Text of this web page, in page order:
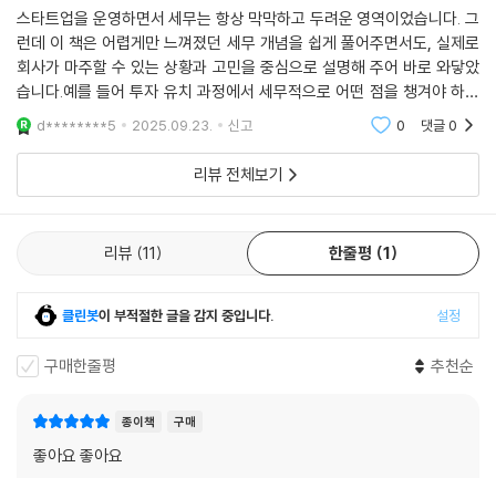
창업한 지 얼마 안 되는 사업자들이 이런 질문을 할 때가 많다. 법인카드를
발급했는데 여기저기 막 사용하는 대표도 있고, 큰일날까 봐 조심스럽게
사용하는 대표도 있다. 절세의 본질에서 살펴보았듯, 절세를 위해서는 세
법상 인정되는 비용이 많아야 한다. 법인세 계산 구조를 보면 세금은 회계
상 당기순이익에서 세무조정을 거쳐 세법상 개념인 소득에 부과되는 것이
다. 따라서 회계상 비용이 많아야 당기순이익과 소득이 줄어들고 세금이
줄어든다. 하지만 세금을 줄이기 위해 불필요한 비용을 지출하는 것은 어
리석다. 사업에 필요한 비용을 지출했다면 정당하게 인정받아야 한다. 그
렇다면 비용을 세법상으로 인정받는다는 것은 어떤 뜻일까? 회계상 비용
이 세무조정으로 부인되어서는 안 된다는 것이다. 세무조정은 회계상 비용
을 세법상 비용으로 인정해줄지 조정하는 것이다.
--- p.64
법인세, 소득세 절세 중 합법적으로 가장 많이 세금을 줄일 수 있는 방법이
가지 조세 지원 제도를 마련하고 있다. 예를 들어, 특정 업종의 창업, 고용
고 있다. 스타트업을 운영하는 대표도 내가 받을 수 있는 조세 지원 제도가
스타트업을 운영하면서 세무는 항상 막막하고 두려운 영역이었습니다. 그
런데 이 책은 어렵게만 느껴졌던 세무 개념을 쉽게 풀어주면서도, 실제로
회사가 마주할 수 있는 상황과 고민을 중심으로 설명해 주어 바로 와닿았
습니다.예를 들어 투자 유치 과정에서 세무적으로 어떤 점을 챙겨야 하는
지, 사업 초기 비용을 어떻게 처리해야 하는지 같은 부분은 지금 당장 제 회
사에도 적용할 수
d********5 2025.09.23. 신고 0 댓글0
리뷰 전체보기
리뷰 11 한줄평 1
클린봇이 부적절한 글을 감지 중입니다. 설정
구매한줄평 추천순
종이책 구매
좋아요 좋아요